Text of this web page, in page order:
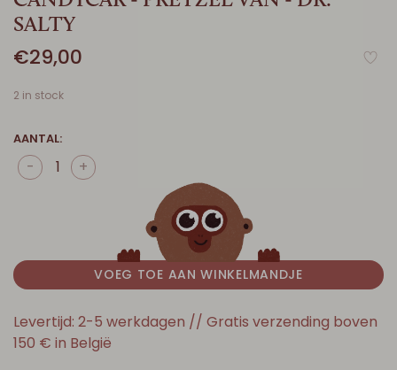
SALTY
€29,00
2 in stock
AANTAL:
+
-
VOEG TOE AAN WINKELMANDJE
Levertijd: 2-5 werkdagen // Gratis verzending boven
150 € in België